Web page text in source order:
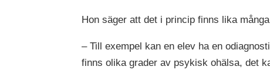
Hon säger att det i princip finns lika
– Till exempel kan en elev ha en
finns olika grader av psykisk ohälsa, det